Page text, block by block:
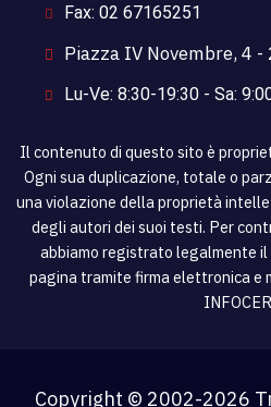
Fax: 02 67165251
Piazza IV Novembre, 4
Lu-Ve: 8:30-19:30 - Sa:
Il contenuto di questo sito è
Ogni sua duplicazione, totale o
una violazione della proprietà
degli autori dei suoi testi. Per
abbiamo registrato legalmente
pagina tramite firma elettronica e
Copyright © 2002-2026